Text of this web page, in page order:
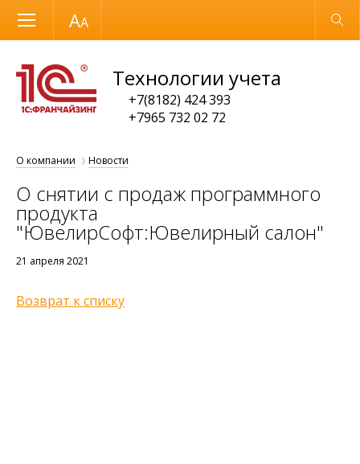
Размер шрифта Обычная версия
Технологии учета
+7(8182) 424 393
+7965 732 02 72
О компании Новости
О снятии с продаж программного
продукта
"ЮвелирСофт:Ювелирный салон"
21 апреля 2021
Возврат к списку